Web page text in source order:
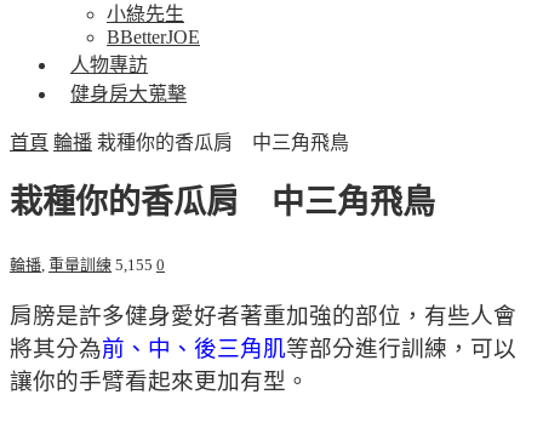
小綠先生
BBetterJOE
人物專訪
健身房大蒐擊
首頁 輪播 栽種你的香瓜肩 中三角飛鳥
栽種你的香瓜肩 中三角飛鳥
輪播 重量訓練 5,155 0
肩膀是許多健身愛好者著重加強的部位，有些人會
將其分為前、中、後三角肌等部分進行訓練，可以
讓你的手臂看起來更加有型。